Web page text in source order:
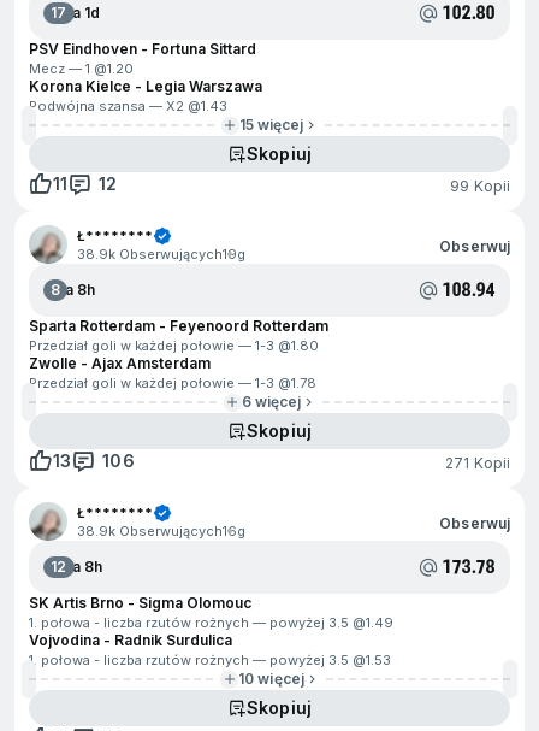
17Za 1d 102.80
PSV Eindhoven - Fortuna Sittard
Mecz — 1 @1.20
Korona Kielce - Legia Warszawa
Podwójna szansa — X2 @1.43
15 więcej
Skopiuj
11
12 99 Kopii
Ł********
38.9k Obserwujących19g Obserwuj
8Za 8h 108.94
Sparta Rotterdam - Feyenoord Rotterdam
Przedział goli w każdej połowie — 1-3 @1.80
Zwolle - Ajax Amsterdam
Przedział goli w każdej połowie — 1-3 @1.78
6 więcej
Skopiuj
13
106 271 Kopii
Ł********
38.9k Obserwujących16g Obserwuj
12Za 8h 173.78
SK Artis Brno - Sigma Olomouc
1. połowa - liczba rzutów rożnych — powyżej 3.5 @1.49
Vojvodina - Radnik Surdulica
1. połowa - liczba rzutów rożnych — powyżej 3.5 @1.53
10 więcej
Skopiuj